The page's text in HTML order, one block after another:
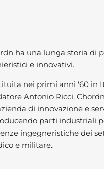
ha una lunga storia di
e innovativi.
nei primi anni '60 in
Antonio Ricci,
di innovazione e
parti industriali
ingegneristiche dei
e militare.